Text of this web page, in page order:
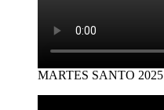
MARTES SANTO 2025